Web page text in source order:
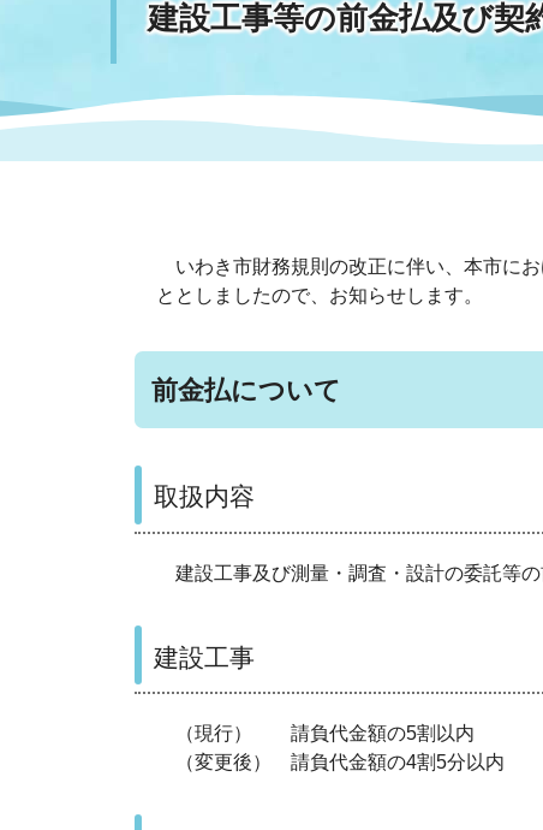
年金・保険 マイ
まちづくり
電子サービス オー
高齢者福祉・介護 地域
福祉に関するその他の情報 地域
目的から探す モデ
スポーツ
企業立地 福祉
保健・衛生
市の統計 広報
職員
監査委員 農業
建設工事等の前金払及び契
いわき市財務規則の改正に伴い、本市に
ととしましたので、お知らせします。
前金払について
取扱内容
建設工事及び測量・調査・設計の委託等
建設工事
（現行） 請負代金額の5割以内
（変更後） 請負代金額の4割5分以内